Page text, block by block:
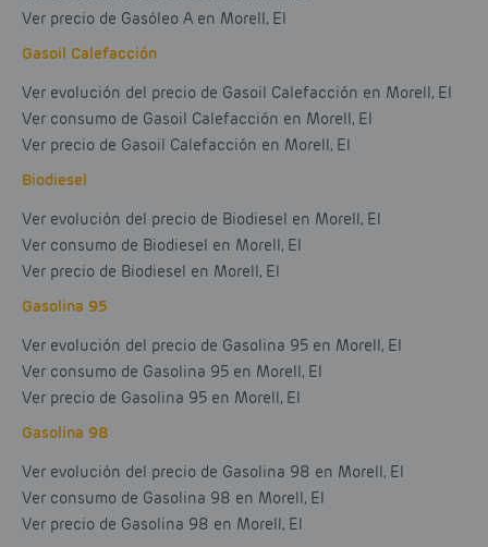
Ver precio de Gasóleo A en Morell, El
Gasoil Calefacción
Ver evolución del precio de Gasoil Calefacción en Morell, El
Ver consumo de Gasoil Calefacción en Morell, El
Ver precio de Gasoil Calefacción en Morell, El
Biodiesel
Ver evolución del precio de Biodiesel en Morell, El
Ver consumo de Biodiesel en Morell, El
Ver precio de Biodiesel en Morell, El
Gasolina 95
Ver evolución del precio de Gasolina 95 en Morell, El
Ver consumo de Gasolina 95 en Morell, El
Ver precio de Gasolina 95 en Morell, El
Gasolina 98
Ver evolución del precio de Gasolina 98 en Morell, El
Ver consumo de Gasolina 98 en Morell, El
Ver precio de Gasolina 98 en Morell, El